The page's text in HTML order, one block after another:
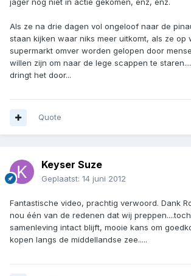
jager nog niet in actie gekomen, enz, enz.
Als ze na drie dagen vol ongeloof naar de
staan kijken waar niks meer uitkomt, als ze op
supermarkt omver worden gelopen door
willen zijn om naar de lege scappen te
dringt het door...
Quote
Keyser Suze
Geplaatst: 14 juni 2012
Fantastische video, prachtig verwoord. Dank
nou één van de redenen dat wij
samenleving intact blijft, mooie kans om
kopen langs de middellandse zee.....